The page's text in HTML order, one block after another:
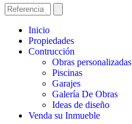
Inicio
Propiedades
Contrucción
Obras personalizadas
Piscinas
Garajes
Galería De Obras
Ideas de diseño
Venda su Inmueble